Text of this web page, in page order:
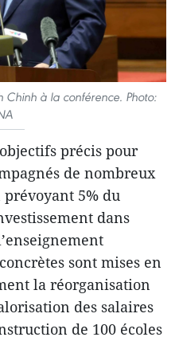
Chinh à la conférence. Photo:
précis pour
de nombreux
5% du
dans
sont mises en
la réorganisation
des salaires
de 100 écoles